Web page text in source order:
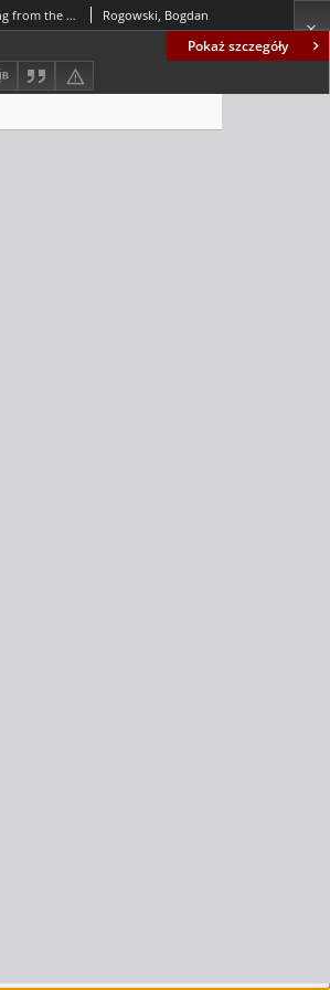
Pokaż szczegóły
Anti-plane crack emanating from the interface in a bounded smart PEMO- elastic structure Rogowski, Bogdan